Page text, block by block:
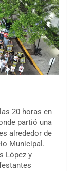
20 horas en
partió una
alrededor de
Municipal.
López y